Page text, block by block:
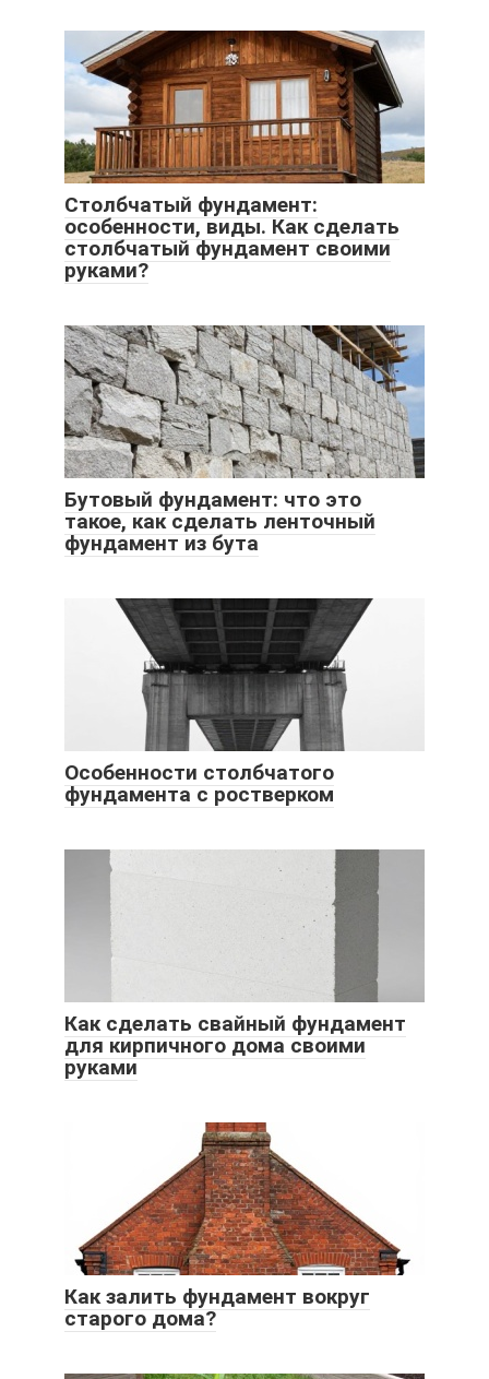
Столбчатый фундамент:
особенности, виды. Как сделать
столбчатый фундамент своими
руками?
Бутовый фундамент: что это
такое, как сделать ленточный
фундамент из бута
Особенности столбчатого
фундамента с ростверком
Как сделать свайный фундамент
для кирпичного дома своими
руками
Как залить фундамент вокруг
старого дома?